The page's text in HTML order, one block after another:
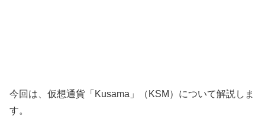
今回は、仮想通貨「Kusama」（KSM）について解説しま
す。